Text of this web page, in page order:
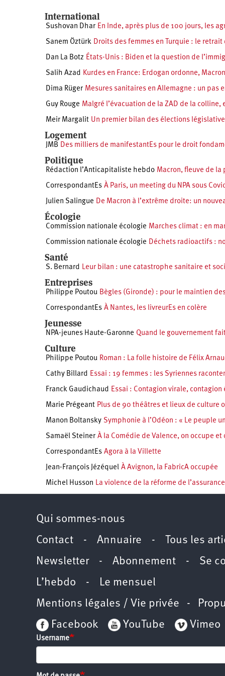
International
Sushovan Dhar En Inde, après plus de 100 jours, les
Sanem Öztürk Droits des femmes en Turquie : le
Dan La Botz États-Unis : Biden et la question de
Salih Azad Kurdes en France: Erdogan ordonne,
Dima Rüger Mesures sanitaires en Allemagne : un pas
Guy Rouge Malgré l’évacuation de la ZAD de la colline,
Meir Margalit Un premier bilan des élections
Logement
JMB Des milliers de manifestantEs pour le droit
Politique
Rédaction l’Anticapitaliste hebdo Macron, fleuve de la
CorrespondantEs À Paris, un meeting du NPA sous
Julien Salingue De Macron à l’extrême droite: un
Écologie
Commission nationale écologie Marches climat : en
Commission nationale écologie Déchets radioactifs :
Santé
S. Bernard Leur bilan : une catastrophe sanitaire et
Entreprises
Philippe Poutou Bègles (Gironde) : pour le maintien
CorrespondantEs À Nantes, les livreurEs en colère
Jeunesse
NPA-jeunes Haute-Garonne Quand le gouvernement
Culture
Philippe Poutou Roman : La folle histoire de Félix
Cathy Billard Essai : 19 femmes : les Syriennes
Franck Gaudichaud Essai : Contagion virale,
Marie Prégeant Plus de 90 théâtres et lieux de culture
Manon Boltansky Symphonie à l’Odéon : « Le peuple
Samaël Steiner À la Comédie de Valence, on occupe et
CorrespondantEs Agora à la Villette
Jean-François Jézéquel À Avignon, la FabricA occupée
Michel Husson La violence de la réforme de
Qui sommes-nous
Contact - Annuaire - Tous les
Newsletter- Abonnement - Se
L’hebdo - Le mensuel
Mentions légales / Vie privée -
Facebook
YouTube Vimeo
Username